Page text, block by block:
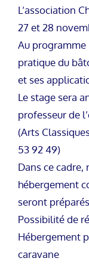
L’association
27 et 28
Au programme
pratique du
et ses
Le stage sera
professeur de
(Arts
53 92 49)
Dans ce cadre,
hébergement
seront
Possibilité de
Hébergement
caravane